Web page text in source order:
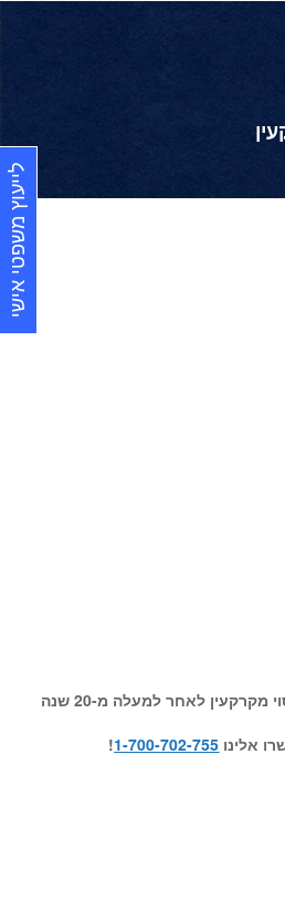
לאחר למעלה מ-20 שנה
אלינו 1-700-702-755
!
לייעוץ משפטי אישי